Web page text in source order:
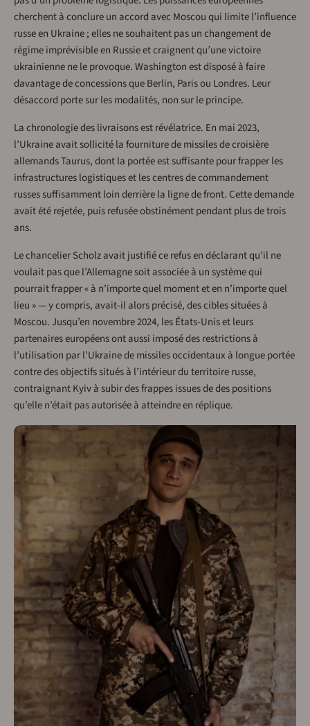
cherchent à conclure un accord avec Moscou qui limite l’influence
russe en Ukraine ; elles ne souhaitent pas un changement de
régime imprévisible en Russie et craignent qu’une victoire
ukrainienne ne le provoque. Washington est disposé à faire
davantage de concessions que Berlin, Paris ou Londres. Leur
désaccord porte sur les modalités, non sur le principe.
La chronologie des livraisons est révélatrice. En mai 2023,
l’Ukraine avait sollicité la fourniture de missiles de croisière
allemands Taurus, dont la portée est suffisante pour frapper les
infrastructures logistiques et les centres de commandement
russes suffisamment loin derrière la ligne de front. Cette demande
avait été rejetée, puis refusée obstinément pendant plus de trois
ans.
Le chancelier Scholz avait justifié ce refus en déclarant qu’il ne
voulait pas que l’Allemagne soit associée à un système qui
pourrait frapper « à n’importe quel moment et en n’importe quel
lieu » — y compris, avait-il alors précisé, des cibles situées à
Moscou. Jusqu’en novembre 2024, les États-Unis et leurs
partenaires européens ont aussi imposé des restrictions à
l’utilisation par l’Ukraine de missiles occidentaux à longue portée
contre des objectifs situés à l’intérieur du territoire russe,
contraignant Kyiv à subir des frappes issues de des positions
qu’elle n’était pas autorisée à atteindre en réplique.